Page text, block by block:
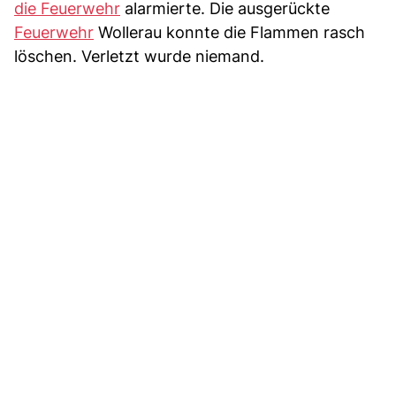
die Feuerwehr alarmierte. Die ausgerückte
Feuerwehr Wollerau konnte die Flammen rasch
löschen. Verletzt wurde niemand.